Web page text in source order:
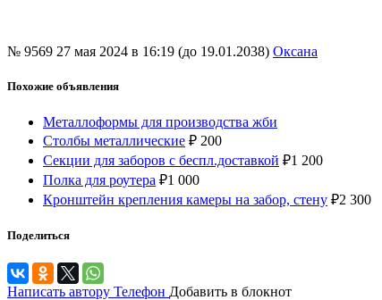
№ 9569 27 мая 2024 в 16:19 (до 19.01.2038) Оксана
Похожие объявления
Металлоформы для производства жби
Столбы металлические ₽ 200
Секции для заборов с беспл.доставкой ₽1 200
Полка для роутера ₽1 000
Кронштейн крепления камеры на забор, стену ₽2 300
Поделиться
Написать автору Телефон Добавить в блокнот